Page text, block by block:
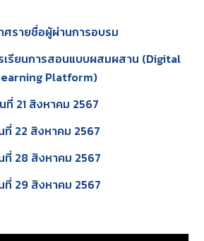
ศรายชื่อผู้ผ่านการอบรม
เรียนการสอนแบบผสมผสาน (Digital
Platform)
ที่ 21 สิงหาคม 2567
ที่ 22 สิงหาคม 2567
ที่ 28 สิงหาคม 2567
ที่ 29 สิงหาคม 2567